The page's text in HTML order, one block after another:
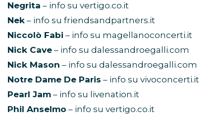
Negrita – info su vertigo.co.it
Nek – info su friendsandpartners.it
Niccolò Fabi – info su magellanoconcerti.it
Nick Cave – info su dalessandroegalli.com
Nick Mason – info su dalessandroegalli.com
Notre Dame De Paris – info su vivoconcerti.it
Pearl Jam – info su livenation.it
Phil Anselmo – info su vertigo.co.it